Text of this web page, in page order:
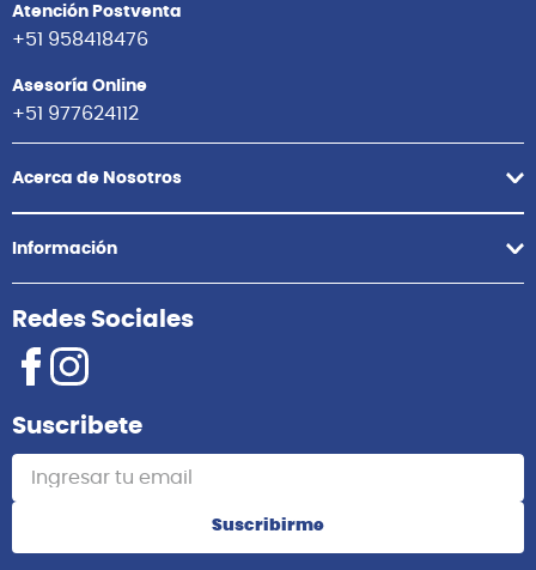
Atención Postventa
+51 958418476
Asesoría Online
+51 977624112
Acerca de Nosotros
Información
Redes Sociales
Suscribete
Suscribirme